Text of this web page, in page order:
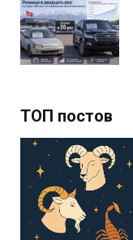
ТОП постов